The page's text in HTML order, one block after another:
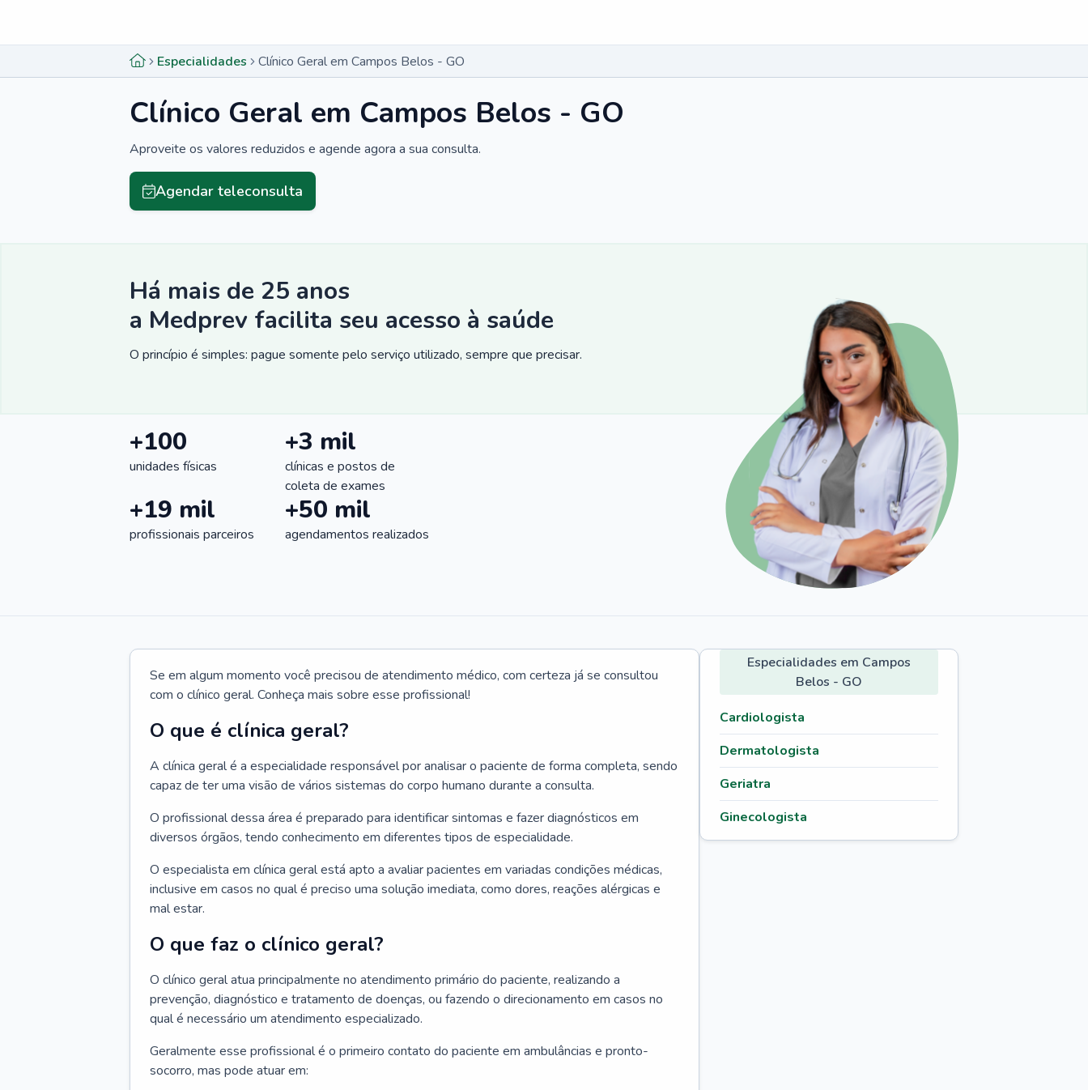
Especialidades Clínico Geral em Campos Belos - GO
Clínico Geral em Campos Belos - GO
Aproveite os valores reduzidos e agende agora a sua consulta.
Agendar teleconsulta
Há mais de 25 anos
a Medprev facilita seu acesso à saúde
O princípio é simples: pague somente pelo serviço utilizado, sempre que precisar.
+100
unidades físicas
+3 mil
clínicas e postos de
coleta de exames
+19 mil
profissionais parceiros
+50 mil
agendamentos realizados
Se em algum momento você precisou de atendimento médico, com certeza já se consultou
com o clínico geral. Conheça mais sobre esse profissional!
O que é clínica geral?
A clínica geral é a especialidade responsável por analisar o paciente de forma completa, sendo
capaz de ter uma visão de vários sistemas do corpo humano durante a consulta.
O profissional dessa área é preparado para identificar sintomas e fazer diagnósticos em
diversos órgãos, tendo conhecimento em diferentes tipos de especialidade.
O especialista em clínica geral está apto a avaliar pacientes em variadas condições médicas,
inclusive em casos no qual é preciso uma solução imediata, como dores, reações alérgicas e
mal estar.
O que faz o clínico geral?
O clínico geral atua principalmente no atendimento primário do paciente, realizando a
prevenção, diagnóstico e tratamento de doenças, ou fazendo o direcionamento em casos no
qual é necessário um atendimento especializado.
Geralmente esse profissional é o primeiro contato do paciente em ambulâncias e pronto-
socorro, mas pode atuar em:
Especialidades em Campos
Belos - GO
Cardiologista
Dermatologista
Geriatra
Ginecologista